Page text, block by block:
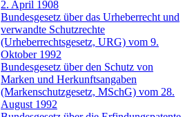
2. April 1908
Bundesgesetz über das Urheberrecht und
verwandte Schutzrechte
(Urheberrechtsgesetz, URG) vom 9.
Oktober 1992
Bundesgesetz über den Schutz von
Marken und Herkunftsangaben
(Markenschutzgesetz, MSchG) vom 28.
August 1992